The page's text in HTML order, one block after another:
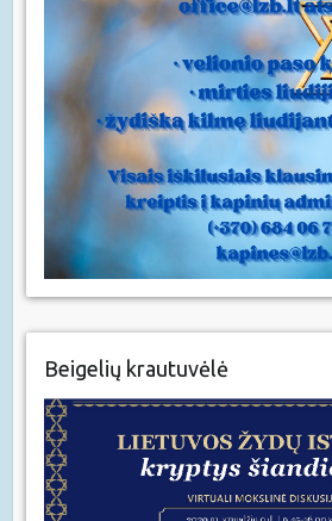
Beigelių krautuvėlė